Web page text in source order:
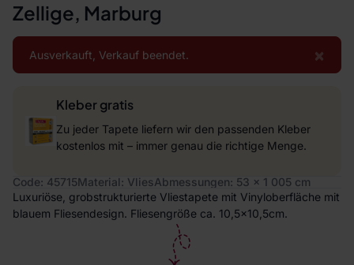
Zellige, Marburg
×
Ausverkauft, Verkauf beendet.
Kleber gratis
Zu jeder Tapete liefern wir den passenden Kleber
kostenlos mit – immer genau die richtige Menge.
Code: 45715Material: VliesAbmessungen: 53 x 1 005 cm
Luxuriöse, grobstrukturierte Vliestapete mit Vinyloberfläche mit
blauem Fliesendesign. Fliesengröße ca. 10,5x10,5cm.